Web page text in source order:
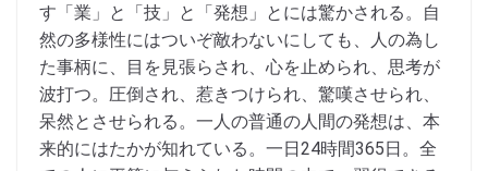
す「業」と「技」と「発想」とには驚かされる。自
然の多様性にはついぞ敵わないにしても、人の為し
た事柄に、目を見張らされ、心を止められ、思考が
波打つ。圧倒され、惹きつけられ、驚嘆させられ、
呆然とさせられる。一人の普通の人間の発想は、本
来的にはたかが知れている。一日24時間365日。全